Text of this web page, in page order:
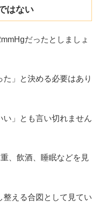
はない
だったとしましょ
」と決める必要はあり
い」とも言い切れません
、飲酒、睡眠などを見
える合図として見てい